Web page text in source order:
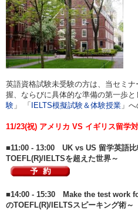
英語資格試験未受験の方は、当セミ
握、ならびに具体的な準備の第一歩と
験 」 「IELTS模擬試験＆体験授業 」
11/23(祝) アメリカ VS イギリス留学
■11:00 - 13:00 UK vs US 留学英語比
TOEFL(R)/IELTSを超えた世界～
■14:00 - 15:30 Make the test work
のTOEFL(R)/IELTSスピーキング術～